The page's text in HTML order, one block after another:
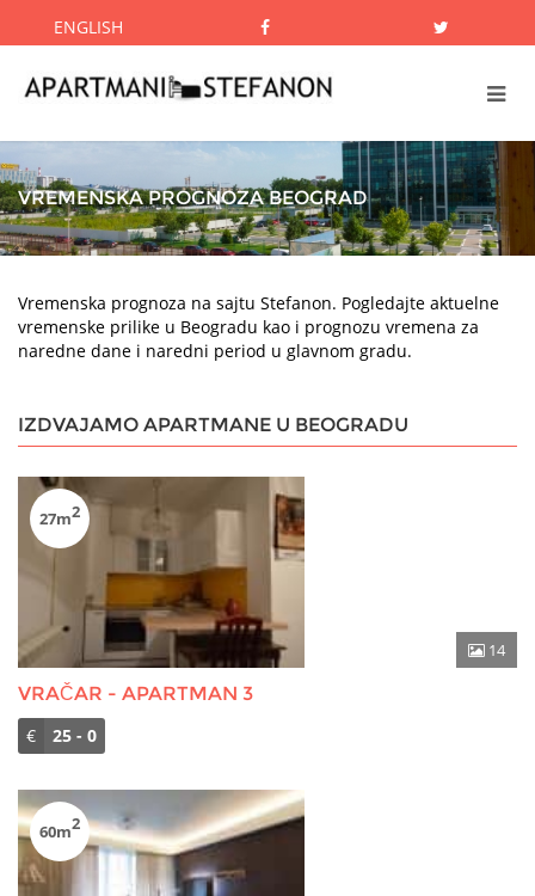
ENGLISH
VREMENSKA PROGNOZA BEOGRAD
Vremenska prognoza na sajtu Stefanon. Pogledajte aktuelne
vremenske prilike u Beogradu kao i prognozu vremena za
naredne dane i naredni period u glavnom gradu.
IZDVAJAMO APARTMANE U BEOGRADU
14
27m2
VRAČAR - APARTMAN 3
€
25 - 0
60m2